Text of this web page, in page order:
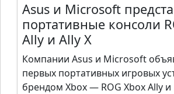
Asus и Microsoft
портативные консоли
Ally и Ally X
Компании Asus и Microsoft
первых портативных игровых
брендом Xbox — ROG Xbox Ally и